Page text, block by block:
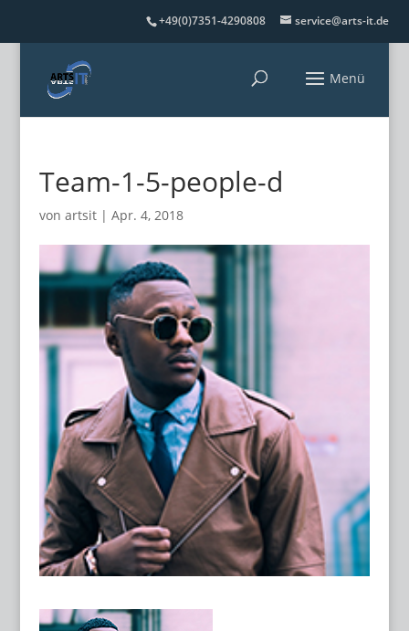
+49(0)7351-4290808 service@arts-it.de
Team-1-5-people-d
von artsit| Apr. 4, 2018